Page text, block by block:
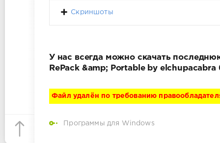
Скриншоты
У нас всегда можно скачать
RePack &amp; Portable by
Файл удалён по требованию
Программы для Windows